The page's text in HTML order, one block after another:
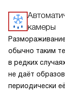
камеры
обычно таким
в редких
не даёт
периодически